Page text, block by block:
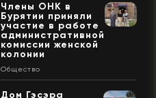
Члены ОНК в
Бурятии приняли
участие в работе
административной
комиссии женской
колонии
Общество
Дом Гэсэра